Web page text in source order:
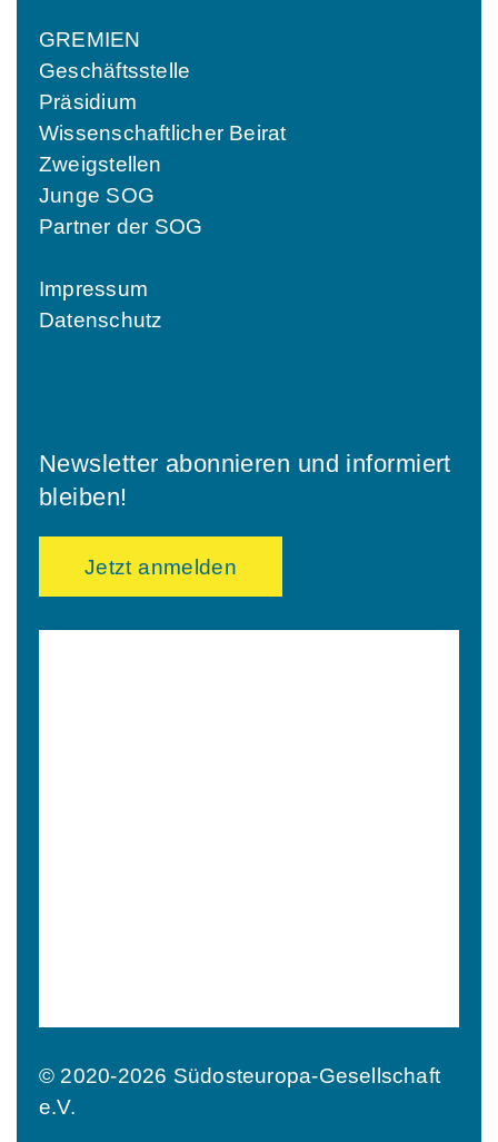
GREMIEN
Geschäftsstelle
Präsidium
Wissenschaftlicher Beirat
Zweigstellen
Junge SOG
Partner der SOG
Impressum
Datenschutz
Newsletter abonnieren und informiert
bleiben!
Jetzt anmelden
© 2020-2026 Südosteuropa-Gesellschaft
e.V.